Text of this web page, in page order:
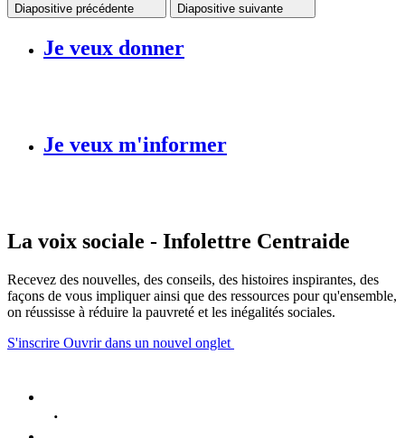
Diapositive précédente Diapositive suivante
Je veux donner
Je veux m'informer
La voix sociale - Infolettre Centraide
Recevez des nouvelles, des conseils, des histoires inspirantes, des
façons de vous impliquer ainsi que des ressources pour qu'ensemble,
on réussisse à réduire la pauvreté et les inégalités sociales.
S'inscrire Ouvrir dans un nouvel onglet